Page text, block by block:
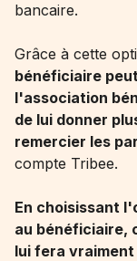
bancaire.
Grâce à cette
bénéficiaire
l'association
de lui donner
remercier les
compte Tribee.
En choisissant
au bénéficiaire,
lui fera vraiment